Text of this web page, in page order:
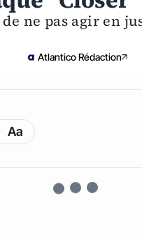
ne pas agir en
Atlantico Rédaction
Aa